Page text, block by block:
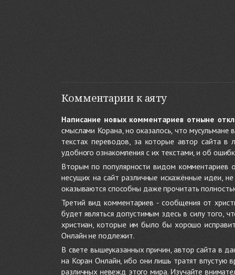
Комментарии к аяту
Написание новых комментариев отныне
смыслами Корана, но оказалось, что
текстах переводов, за которые автор сайта
удобного ознакомления с их текстами, и об
Вторым по популярности видом комментариев
несущих на сайт различные искажённые идеи,
оказываются способны даже прочитать
Третий вид комментариев - сообщения от
будет являться допустимым здесь в силу того,
христиан, которые им было бы хорошо
Онлайн не подлежит.
В свете вышеуказанных причин, автор сайта в
на Коран Онлайн, ибо они лишь тратят впустую
различных невежд этого мира. Изучайте